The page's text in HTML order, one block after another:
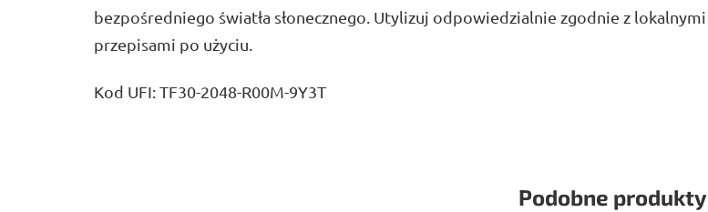
bezpośredniego światła słonecznego. Utylizuj odpowiedzialnie zgodnie z lokalnymi
przepisami po użyciu.
Kod UFI: TF30-2048-R00M-9Y3T
Podobne produkty